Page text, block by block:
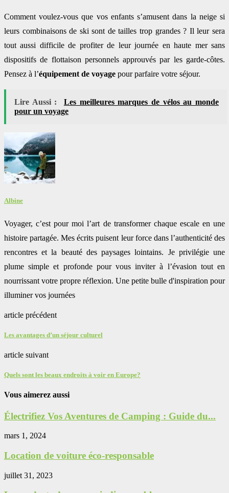
Comment voulez-vous que vos enfants s’amusent dans la neige si
leurs combinaisons de ski sont de tailles trop grandes ? Il leur sera
tout aussi difficile de profiter de leur journée en haute mer sans
dispositifs de flottaison personnels approuvés par les garde-côtes.
Pensez à l’équipement de voyage pour parfaire votre séjour.
Lire Aussi :
Les meilleures marques de vélos au monde
pour un voyage
Albine
Voyager, c’est pour moi l’art de transformer chaque escale en une
histoire partagée. Mes écrits puisent leur force dans l’authenticité des
rencontres et la beauté des paysages lointains. Je privilégie une
plume simple et profonde pour vous inviter à l’évasion tout en
nourrissant votre propre réflexion. Une petite bulle d'inspiration pour
illuminer vos journées
article précédent
Les avantages d’un séjour culturel
article suivant
Quels sont les beaux endroits à voir en Europe?
Vous aimerez aussi
Électrifiez Vos Aventures de Camping : Guide du...
mars 1, 2024
Location de voiture éco-responsable
juillet 31, 2023